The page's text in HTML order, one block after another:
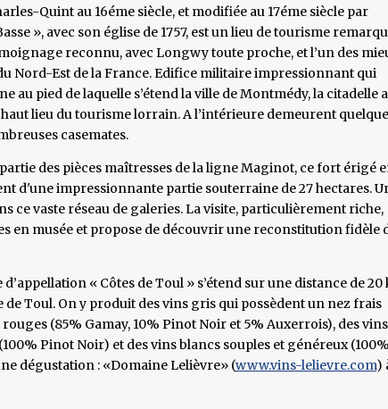
Quint au 16éme siècle, et modifiée au 17éme siècle par
», avec son église de 1757, est un lieu de tourisme
reconnu, avec Longwy toute proche, et l’un des
Nord-Est de la France. Edifice militaire impressionnant qui
au pied de laquelle s’étend la ville de Montmédy, la citadelle a
lieu du tourisme lorrain. A l’intérieure demeurent
casemates.
des pièces maîtresses de la ligne Maginot, ce fort érigé
d'une impressionnante partie souterraine de 27 hectares.
ce vaste réseau de galeries. La visite, particulièrement riche,
en musée et propose de découvrir une reconstitution fidèle
« Côtes de Toul » s’étend sur une distance de 20
de Toul. On y produit des vins gris qui possèdent un nez frais
(85% Gamay, 10% Pinot Noir et 5% Auxerrois), des vins
Pinot Noir) et des vins blancs souples et généreux (100%
dégustation : «Domaine Lelièvre» (www.vins-lelievre.com)